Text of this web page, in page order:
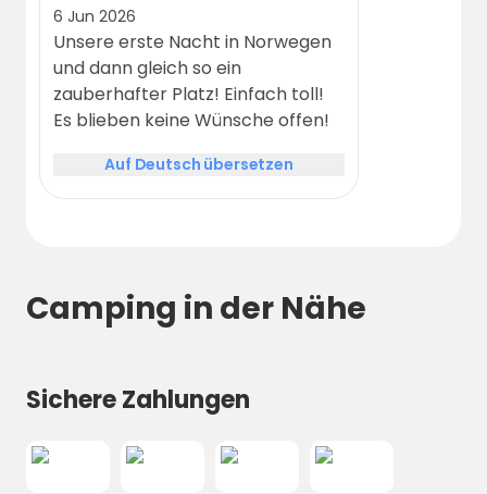
6 Jun 2026
Unsere erste Nacht in Norwegen
und dann gleich so ein
zauberhafter Platz! Einfach toll!
Es blieben keine Wünsche offen!
Auf Deutsch übersetzen
Camping in der Nähe
Sichere Zahlungen